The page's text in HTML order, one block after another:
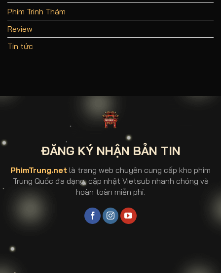
Phim Trinh Thám
Review
Tin tức
ĐĂNG KÝ NHẬN BẢN TIN
PhimTrung.net là trang web chuyên cung cấp kho phim
Trung Quốc đa dạng, cập nhật Vietsub nhanh chóng và
hoàn toàn miễn phí.